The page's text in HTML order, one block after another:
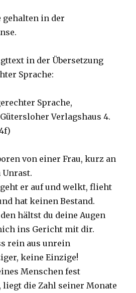
gehalten in der
in der Übersetzung
Sprache:
Sprache,
Verlagshaus 4.
von einer Frau, kurz an
Unrast.
er auf und welkt, flieht
hat keinen Bestand.
hältst du deine Augen
ins Gericht mit dir.
rein aus unrein
keine Einzige!
Menschen fest
liegt die Zahl seiner Monate